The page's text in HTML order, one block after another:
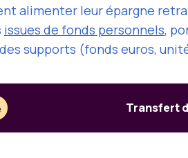
alimenter leur épargne
issues de fonds personnels,
supports (fonds euros,
Transfert